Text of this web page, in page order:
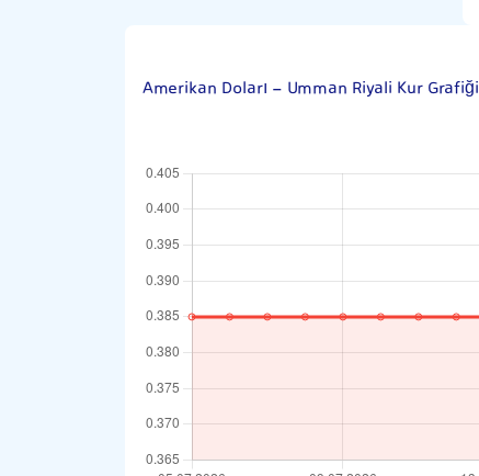
Amerikan Doları - Umman Riyali Kur Grafiği